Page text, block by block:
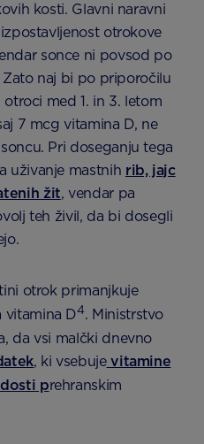
kosti. Glavni naravni
otrokove
sonce ni povsod po
naj bi po priporočilu
med 1. in 3. letom
7 mcg vitamina D, ne
Pri doseganju tega
uživanje mastnih rib, jajc
žit, vendar pa
teh živil, da bi dosegli
otrok primanjkuje
vitamina D4. Ministrstvo
da vsi malčki dnevno
, ki vsebujevitamine
prehranskim